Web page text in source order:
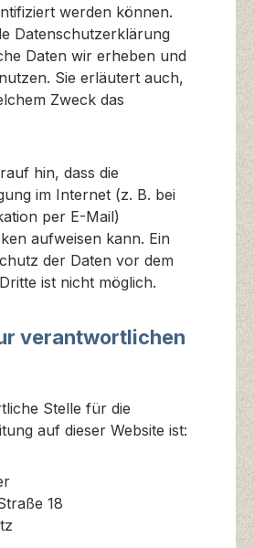
werden können.
Datenschutzerklärung
Daten wir erheben und
Sie erläutert auch,
Zweck das
hin, dass die
im Internet (z. B. bei
per E-Mail)
aufweisen kann. Ein
der Daten vor dem
ist nicht möglich.
verantwortlichen
Stelle für die
auf dieser Website ist:
18